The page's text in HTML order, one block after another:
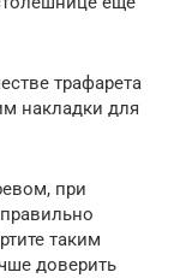
трафарета
накладки для
при
таким
доверить